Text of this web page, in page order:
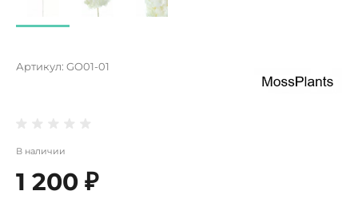
Артикул: GO01-01
В наличии
1 200 ₽